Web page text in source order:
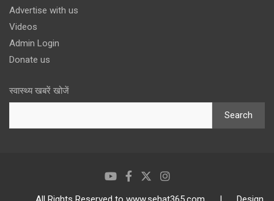
Advertise with us
Videos
Admin Login
Donate us
स्वास्थ्य खबरें खोजें
Search